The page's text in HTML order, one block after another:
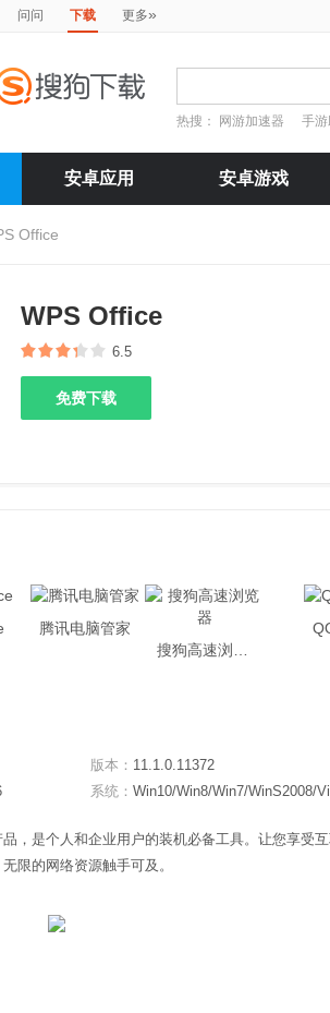
问问 下载 更多»
热搜： 网游加速器 手
安卓应用 安卓游戏
Office
WPS Office
6.5
免费下载
腾讯电脑管家
版本： 11.1.0.11372
系统： Win10/Win8/Win7/WinS2008/
品，是个人和企业用户的装机必备工具。让您享受
限的网络资源触手可及。